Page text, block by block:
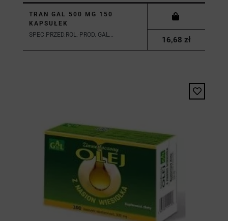
TRAN GAL 500 MG 150
KAPSUŁEK
SPEC.PRZED.ROL.-PROD. GAL...
16,68 zł